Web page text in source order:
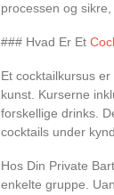
processen og
### Hvad Er Et
Et cocktailkursus
kunst. Kurserne
forskellige drinks.
cocktails under
Hos Din Private
enkelte gruppe.